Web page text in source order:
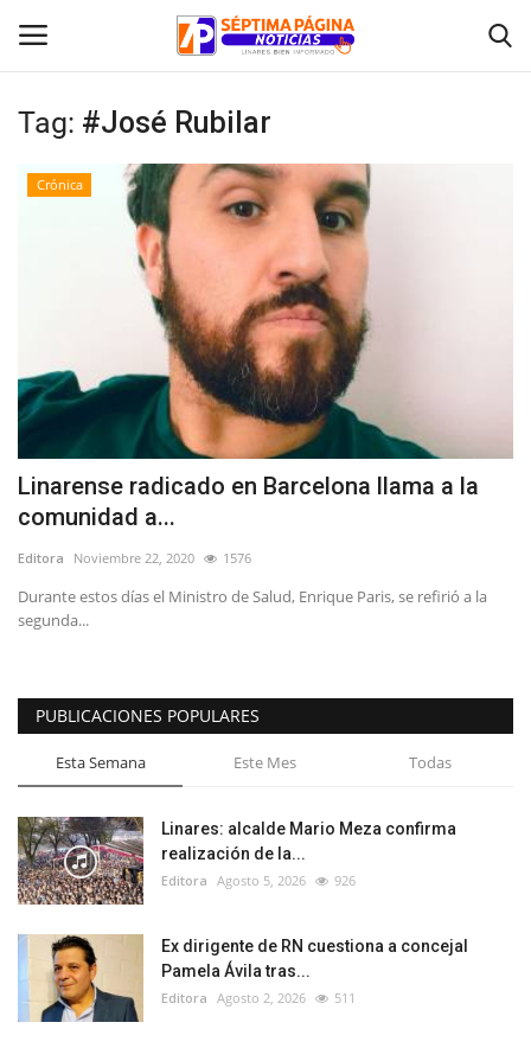
Deporte
Política
Espectáculos
Tag: #José Rubilar
Crónica
Linarense radicado en Barcelona llama a la
comunidad a...
Editora Noviembre 22, 2020 1576
Durante estos días el Ministro de Salud, Enrique Paris, se refirió a la
segunda...
PUBLICACIONES POPULARES
Esta Semana Este Mes Todas
Linares: alcalde Mario Meza confirma
realización de la...
Editora Agosto 5, 2026 926
Ex dirigente de RN cuestiona a concejal
Pamela Ávila tras...
Editora Agosto 2, 2026 511